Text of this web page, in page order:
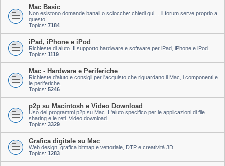
Mac Basic
Non esistono domande banali o sciocche: chiedi qui… il forum serve proprio a
questo!
Topics: 7184
iPad, iPhone e iPod
Richieste di aiuto. Il supporto hardware e software per iPad, iPhone e iPod.
Topics: 1119
Mac - Hardware e Periferiche
Richieste d'aiuto e consigli per l'acquisto che riguardano il Mac, i componenti e
le periferiche.
Topics: 5246
p2p su Macintosh e Video Download
Uso dei programmi p2p su Mac. L'aiuto specifico per le applicazioni di file
sharing e le reti. Video download.
Topics: 3329
Grafica digitale su Mac
Web design, grafica bitmap e vettoriale, DTP e creatività 3D.
Topics: 1283